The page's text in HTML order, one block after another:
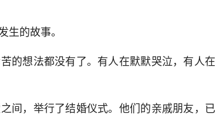
生的故事。
的想法都没有了。有人在默默哭泣，有人在
间，举行了结婚仪式。他们的亲戚朋友，已